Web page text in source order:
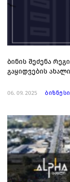
ბინის შეძენა
გაყიდვების
06. 09. 2025 ბიზნესი